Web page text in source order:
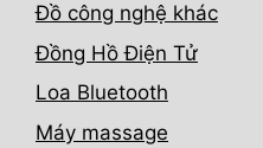
Đồ công nghệ khác
Đồng Hồ Điện Tử
Loa Bluetooth
Máy massage